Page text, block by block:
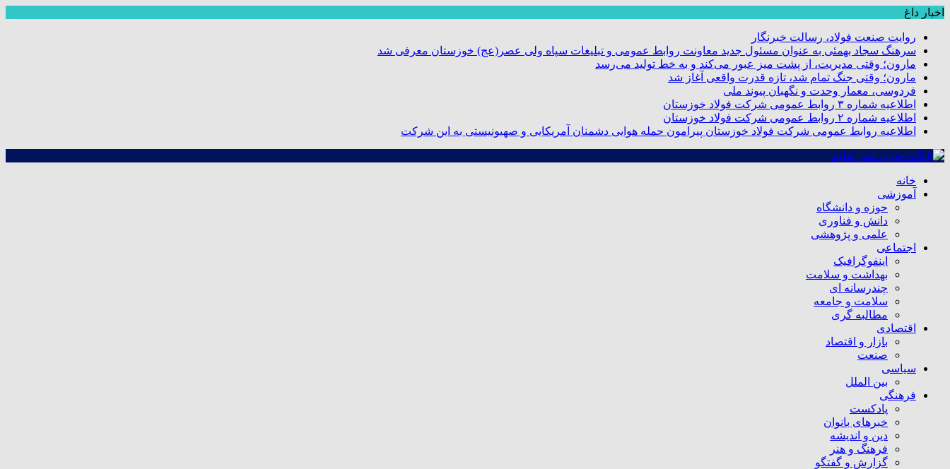
اخبار داغ
روایت صنعت فولاد،‌ رسالت خبرنگار
سرهنگ سجاد بهمئی به عنوان مسئول جدید معاونت روابط عمومی و تبلیغات سپاه ولی عصر(عج) خوزستان معرفی شد
مارون؛ وقتی مدیریت، از پشت میز عبور می‌کند و به خط تولید می‌رسد
مارون؛ وقتی جنگ تمام شد، تازه قدرت واقعی آغاز شد
فردوسی، معمار وحدت و نگهبان پیوند ملی
اطلاعیه شماره ۳ روابط عمومی شرکت فولاد خوزستان
اطلاعیه شماره ۲ روابط عمومی شرکت فولاد خوزستان
اطلاعیه روابط عمومی شرکت فولاد خوزستان پیرامون حمله هوایی دشمنان آمریکایی و صهیونیستی به این شرکت
خانه
آموزشی
حوزه و دانشگاه
دانش و فناوری
علمی و پژوهشی
اجتماعی
اینفوگرافیک
بهداشت و سلامت
چندرسانه ای
سلامت و جامعه
مطالبه گری
اقتصادی
بازار و اقتصاد
صنعت
سیاسی
بین الملل
فرهنگی
پادکست
خبرهای بانوان
دین و اندیشه
فرهنگ و هنر
گزارش و گفتگو